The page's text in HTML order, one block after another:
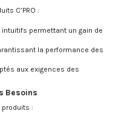
C’PRO :
permettant un gain de
la performance des
aux exigences des
Besoins
produits :